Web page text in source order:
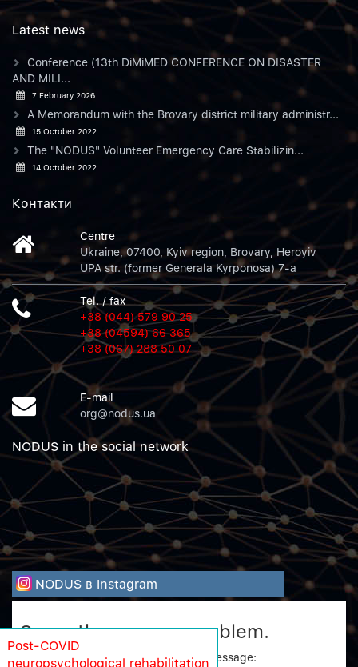
Latest news
Conference (13th DiMiMED CONFERENCE ON DISASTER
AND MILI...
7 February 2026
A Memorandum with the Brovary district military administr...
15 October 2022
The "NODUS" Volunteer Emergency Care Stabilizin...
14 October 2022
Контакти
Centre
Ukraine, 07400, Kyiv region, Brovary, Heroyiv
UPA str. (former Generala Kyrponosa) 7-a
Tel. / fax
+38 (044) 579 90 25
+38 (04594) 66 365
+38 (067) 288 50 07
E-mail
org@nodus.ua
NODUS in the social network
NODUS в Instagram
Sorry, there was a problem.
Twitter returned the following error message:
Post-COVID
neuropsychological rehabilitation